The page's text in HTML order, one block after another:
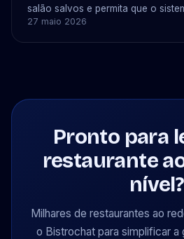
salão salvos e permita que o
automaticamente — para uma
27 maio 2026
Pronto para
restaurante
nível?
Milhares de restaurantes ao
o Bistrochat para simplificar a